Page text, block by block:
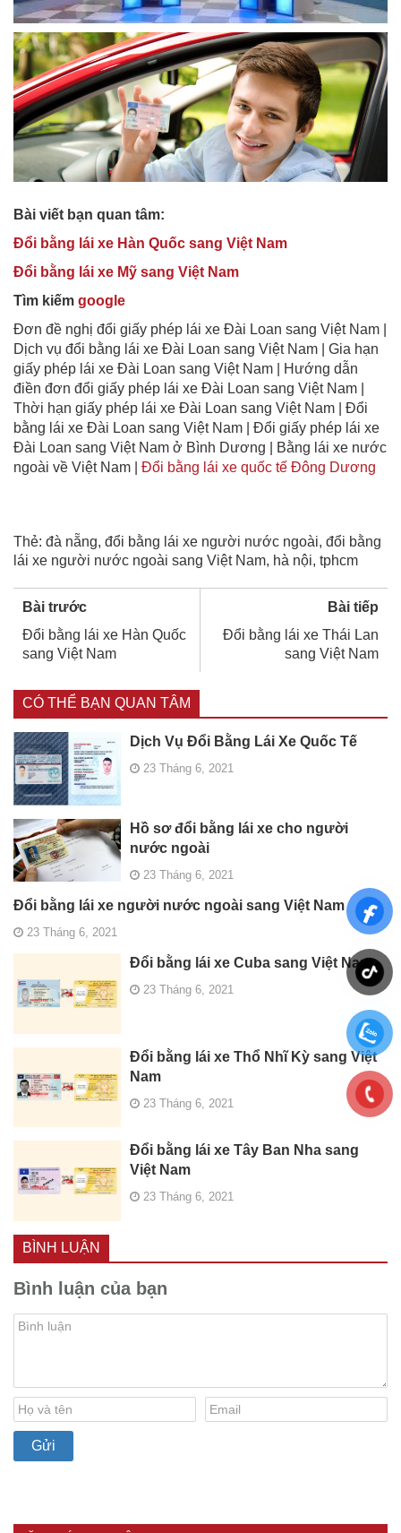
Bài viết bạn quan tâm:
Đổi bằng lái xe Hàn Quốc sang Việt Nam
Đổi bằng lái xe Mỹ sang Việt Nam
Tìm kiếm google
Đơn đề nghị đổi giấy phép lái xe Đài Loan sang Việt Nam |
Dịch vụ đổi bằng lái xe Đài Loan sang Việt Nam | Gia hạn
giấy phép lái xe Đài Loan sang Việt Nam | Hướng dẫn
điền đơn đổi giấy phép lái xe Đài Loan sang Việt Nam |
Thời hạn giấy phép lái xe Đài Loan sang Việt Nam | Đổi
bằng lái xe Đài Loan sang Việt Nam | Đổi giấy phép lái xe
Đài Loan sang Việt Nam ở Bình Dương | Bằng lái xe nước
ngoài về Việt Nam | Đổi bằng lái xe quốc tế Đông Dương
Thẻ: đà nẵng, đổi bằng lái xe người nước ngoài, đổi bằng
lái xe người nước ngoài sang Việt Nam, hà nội, tphcm
Bài trước
Đổi bằng lái xe Hàn Quốc
sang Việt Nam
Bài tiếp
Đổi bằng lái xe Thái Lan
sang Việt Nam
CÓ THỂ BẠN QUAN TÂM
Dịch Vụ Đổi Bằng Lái Xe Quốc Tế
23 Tháng 6, 2021
Hồ sơ đổi bằng lái xe cho người
nước ngoài
23 Tháng 6, 2021
Đổi bằng lái xe người nước ngoài sang Việt Nam
23 Tháng 6, 2021
Đổi bằng lái xe Cuba sang Việt Nam
23 Tháng 6, 2021
Đổi bằng lái xe Thổ Nhĩ Kỳ sang Việt
Nam
23 Tháng 6, 2021
Đổi bằng lái xe Tây Ban Nha sang
Việt Nam
23 Tháng 6, 2021
BÌNH LUẬN
Bình luận của bạn